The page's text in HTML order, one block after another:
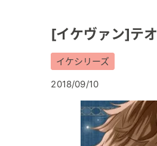
[イケヴァン]テ
イケシリーズ
2018/09/10